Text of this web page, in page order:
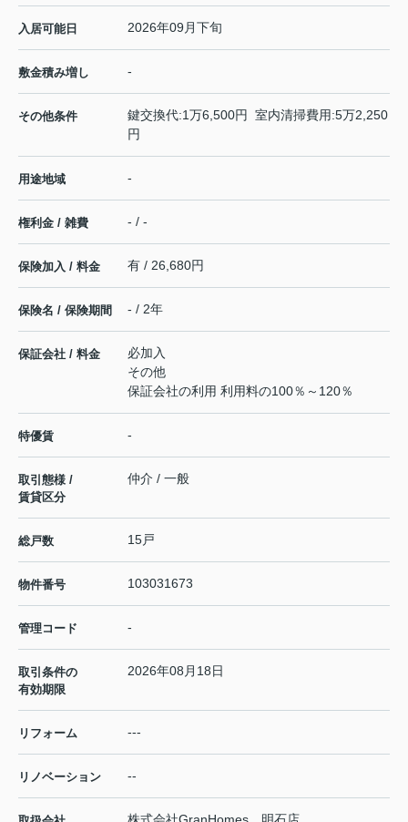
入居可能日 2026年09月下旬
敷金積み増し -
その他条件
鍵交換代:1万6,500円 室内清掃費用:5万2,250
円
用途地域 -
権利金 / 雑費 - / -
保険加入 / 料金 有 / 26,680円
保険名 / 保険期間 - / 2年
保証会社 / 料金
必加入
その他
保証会社の利用 利用料の100％～120％
特優賃 -
取引態様 /
賃貸区分
仲介 / 一般
総戸数 15戸
物件番号 103031673
管理コード -
取引条件の
有効期限
2026年08月18日
リフォーム ---
リノベーション --